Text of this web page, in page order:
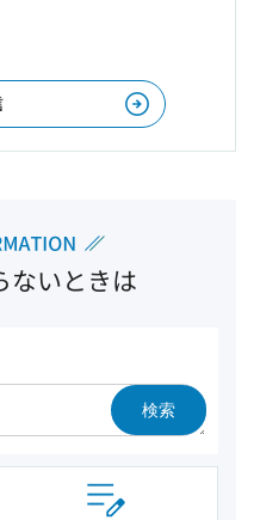
ないときは
検索